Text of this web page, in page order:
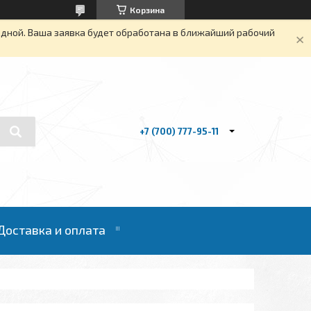
Корзина
Ваша заявка будет обработана в ближайший рабочий
+7 (700) 777-95-11
и оплата